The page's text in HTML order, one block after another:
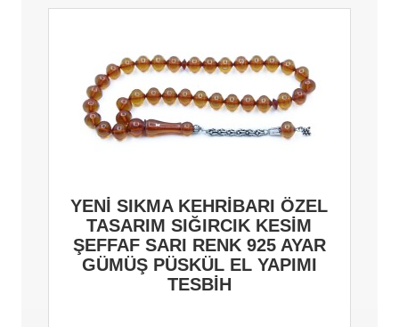
YENİ SIKMA KEHRİBARI ÖZEL
TASARIM SIĞIRCIK KESİM
ŞEFFAF SARI RENK 925 AYAR
GÜMÜŞ PÜSKÜL EL YAPIMI
TESBİH